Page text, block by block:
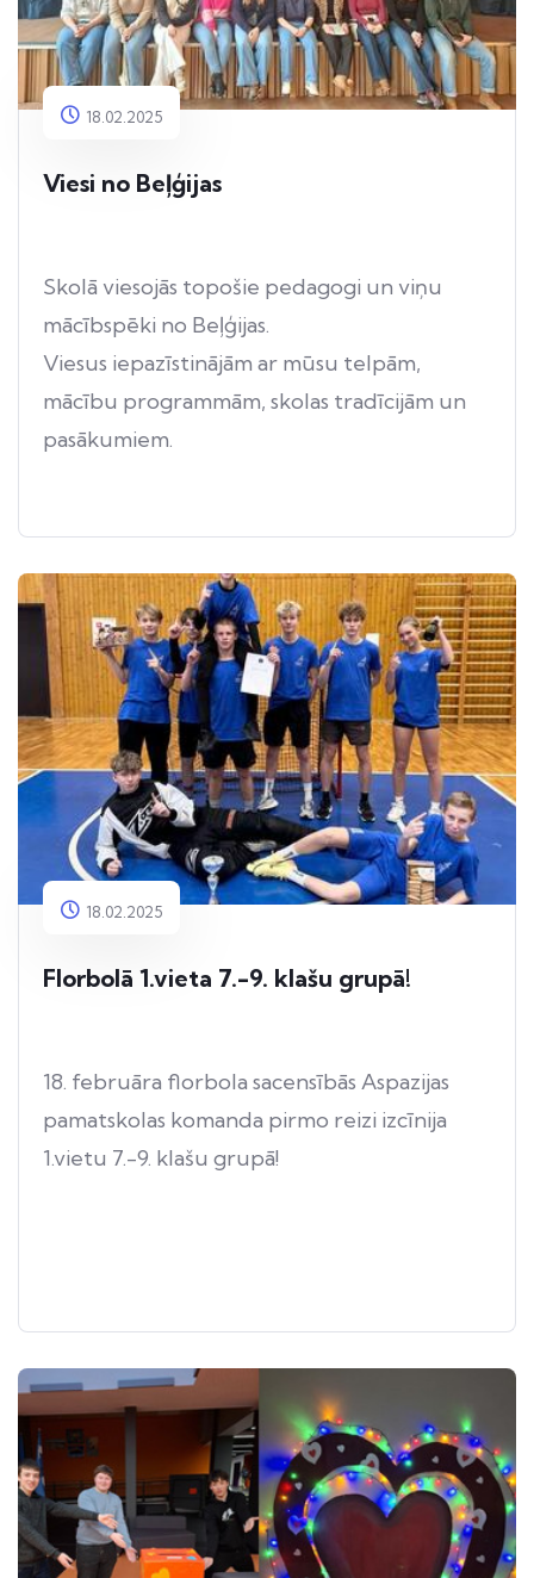
18.02.2025
Viesi no Beļģijas
Skolā viesojās topošie pedagogi un viņu
mācībspēki no Beļģijas.
Viesus iepazīstinājām ar mūsu telpām,
mācību programmām, skolas tradīcijām un
pasākumiem.
18.02.2025
Florbolā 1.vieta 7.-9. klašu grupā!
18. februāra florbola sacensībās Aspazijas
pamatskolas komanda pirmo reizi izcīnija
1.vietu 7.-9. klašu grupā!